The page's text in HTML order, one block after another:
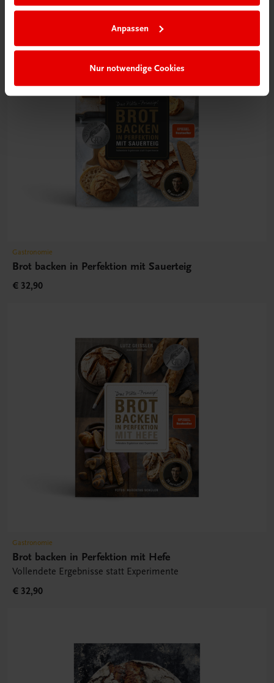
Anpassen
Nur notwendige Cookies
Gastronomie
Brot backen in Perfektion mit Sauerteig
€ 32,90
Gastronomie
Brot backen in Perfektion mit Hefe
Vollendete Ergebnisse statt Experimente
€ 32,90